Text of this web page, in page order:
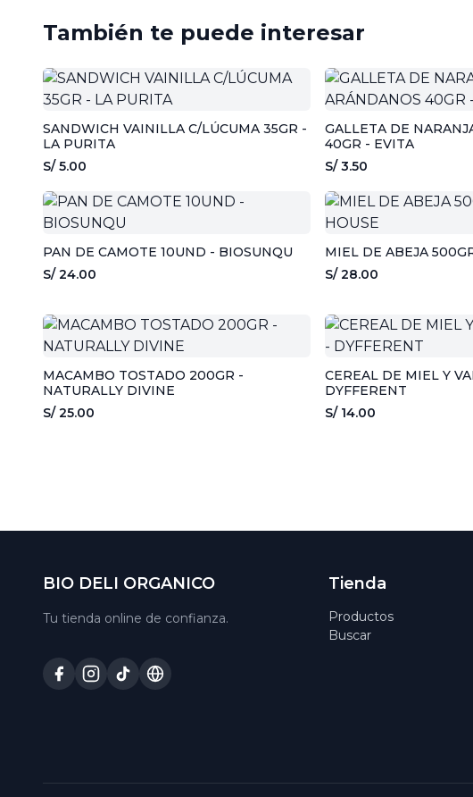
También te puede interesar
SANDWICH VAINILLA C/LÚCUMA 35GR -
LA PURITA
S/ 5.00
GALLETA DE
40GR - EVITA
S/ 3.50
PAN DE CAMOTE 10UND - BIOSUNQU
S/ 24.00
MIEL DE ABEJA
S/ 28.00
MACAMBO TOSTADO 200GR -
NATURALLY DIVINE
S/ 25.00
CEREAL DE MIEL Y
DYFFERENT
S/ 14.00
BIO DELI ORGANICO
Tu tienda online de confianza.
Tienda
Productos
Buscar